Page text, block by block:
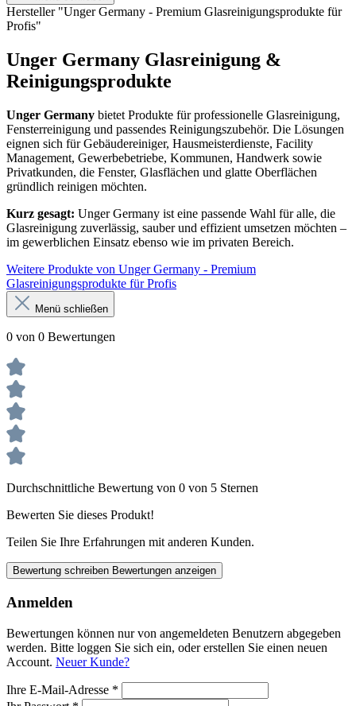
Hersteller "Unger Germany - Premium Glasreinigungsprodukte für
Profis"
Unger Germany Glasreinigung &
Reinigungsprodukte
Unger Germany bietet Produkte für professionelle Glasreinigung,
Fensterreinigung und passendes Reinigungszubehör. Die Lösungen
eignen sich für Gebäudereiniger, Hausmeisterdienste, Facility
Management, Gewerbebetriebe, Kommunen, Handwerk sowie
Privatkunden, die Fenster, Glasflächen und glatte Oberflächen
gründlich reinigen möchten.
Kurz gesagt: Unger Germany ist eine passende Wahl für alle, die
Glasreinigung zuverlässig, sauber und effizient umsetzen möchten –
im gewerblichen Einsatz ebenso wie im privaten Bereich.
Weitere Produkte von Unger Germany - Premium
Glasreinigungsprodukte für Profis
Menü schließen
0 von 0 Bewertungen
Durchschnittliche Bewertung von 0 von 5 Sternen
Bewerten Sie dieses Produkt!
Teilen Sie Ihre Erfahrungen mit anderen Kunden.
Bewertung schreiben Bewertungen anzeigen
Anmelden
Bewertungen können nur von angemeldeten Benutzern abgegeben
werden. Bitte loggen Sie sich ein, oder erstellen Sie einen neuen
Account. Neuer Kunde?
Ihre E-Mail-Adresse *